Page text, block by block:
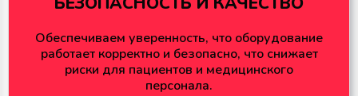
Обеспечиваем уверенность, что оборудование
работает корректно и безопасно, что снижает
риски для пациентов и медицинского
персонала.